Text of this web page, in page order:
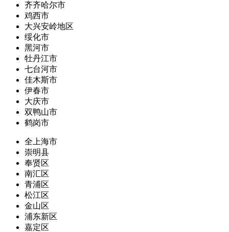
齐齐哈尔市
鸡西市
大兴安岭地区
绥化市
黑河市
牡丹江市
七台河市
佳木斯市
伊春市
大庆市
双鸭山市
鹤岗市
全上海市
崇明县
奉贤区
南汇区
青浦区
松江区
金山区
浦东新区
嘉定区